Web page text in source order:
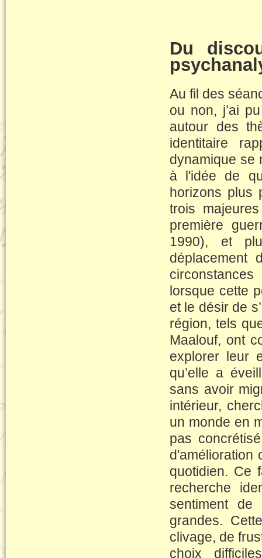
Du
Au fil des
ou non, j’ai
autour des
identitaire
dynamique se
à l'idée de
horizons plus
trois
première
1990), et
déplacement
lorsque cette
et le désir de
région, tels
Maalouf, ont
explorer leur
qu’elle a
sans avoir
intérieur,
un monde en
pas
d'amélioration
quotidien. Ce
recherche
sentiment de
grandes.
clivage, de
choix